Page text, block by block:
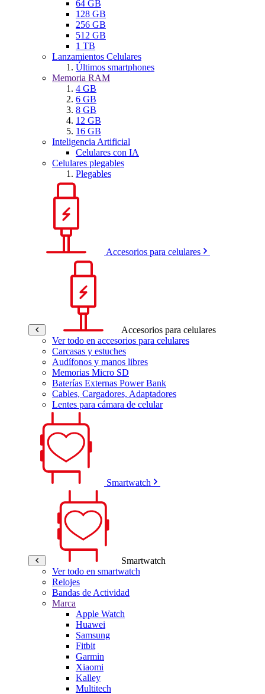
64 GB
128 GB
256 GB
512 GB
1 TB
Lanzamientos Celulares
Últimos smartphones
Memoria RAM
4 GB
6 GB
8 GB
12 GB
16 GB
Inteligencia Artificial
Celulares con IA
Celulares plegables
Plegables
Accesorios para celulares
Accesorios para celulares
Ver todo en accesorios para celulares
Carcasas y estuches
Audífonos y manos libres
Memorias Micro SD
Baterías Externas Power Bank
Cables, Cargadores, Adaptadores
Lentes para cámara de celular
Smartwatch
Smartwatch
Ver todo en smartwatch
Relojes
Bandas de Actividad
Marca
Apple Watch
Huawei
Samsung
Fitbit
Garmin
Xiaomi
Kalley
Multitech